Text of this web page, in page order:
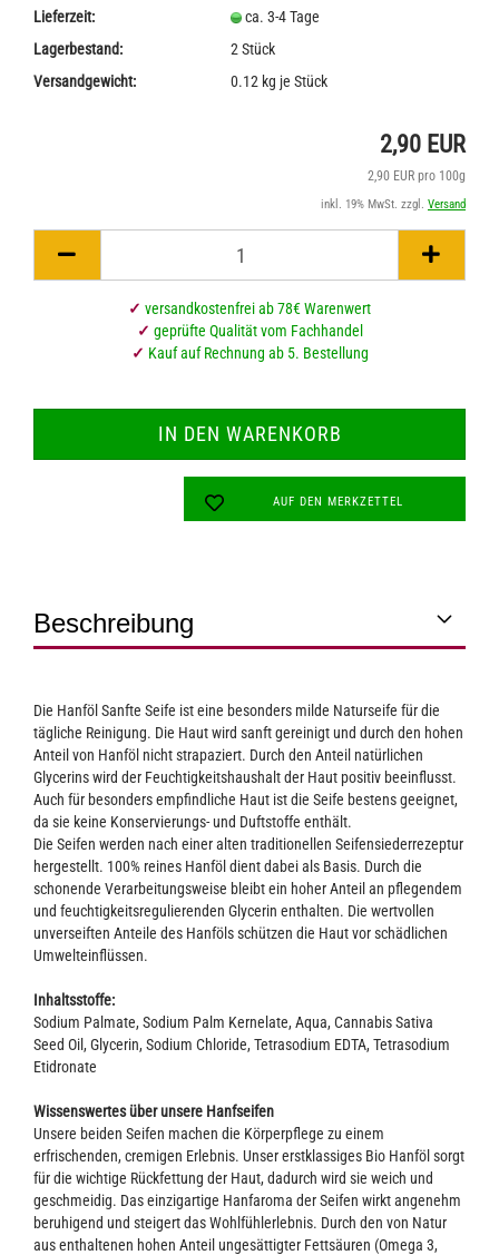
Lieferzeit:
ca. 3-4 Tage
Lagerbestand:
2 Stück
Versandgewicht:
0.12 kg je Stück
2,90 EUR
2,90 EUR pro 100g
inkl. 19% MwSt. zzgl. Versand
✓ versandkostenfrei ab 78€ Warenwert
✓ geprüfte Qualität vom Fachhandel
✓ Kauf auf Rechnung ab 5. Bestellung
AUF DEN MERKZETTEL
Beschreibung
Die Hanföl Sanfte Seife ist eine besonders milde Naturseife für die
tägliche Reinigung. Die Haut wird sanft gereinigt und durch den hohen
Anteil von Hanföl nicht strapaziert. Durch den Anteil natürlichen
Glycerins wird der Feuchtigkeitshaushalt der Haut positiv beeinflusst.
Auch für besonders empfindliche Haut ist die Seife bestens geeignet,
da sie keine Konservierungs- und Duftstoffe enthält.
Die Seifen werden nach einer alten traditionellen Seifensiederrezeptur
hergestellt. 100% reines Hanföl dient dabei als Basis. Durch die
schonende Verarbeitungsweise bleibt ein hoher Anteil an pflegendem
und feuchtigkeitsregulierenden Glycerin enthalten. Die wertvollen
unverseiften Anteile des Hanföls schützen die Haut vor schädlichen
Umwelteinflüssen.
Inhaltsstoffe:
Sodium Palmate, Sodium Palm Kernelate, Aqua, Cannabis Sativa
Seed Oil, Glycerin, Sodium Chloride, Tetrasodium EDTA, Tetrasodium
Etidronate
Wissenswertes über unsere Hanfseifen
Unsere beiden Seifen machen die Körperpflege zu einem
erfrischenden, cremigen Erlebnis. Unser erstklassiges Bio Hanföl sorgt
für die wichtige Rückfettung der Haut, dadurch wird sie weich und
geschmeidig. Das einzigartige Hanfaroma der Seifen wirkt angenehm
beruhigend und steigert das Wohlfühlerlebnis. Durch den von Natur
aus enthaltenen hohen Anteil ungesättigter Fettsäuren (Omega 3,